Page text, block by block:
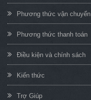
Phương thức vận chuyển
Phương thức thanh toán
Điều kiện và chính sách
Kiến thức
Trợ Giúp